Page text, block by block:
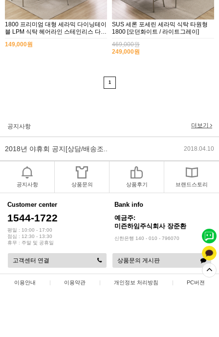
1800 프리미엄 대형 세라믹 다이닝테이
블 LPM 식탁 헤어라인 스테인리스 다리
149,000원
SUS 세론 포세린 세라믹 식탁 타원형
1800 [모던화이트 / 라이트그레이]
469,000원
249,000원
1
공지사항 더보기
2018년 야휴회 공지[상담/배송조.. 2018.04.10
2018년 모바일샵 리뉴얼 업데이.. 2018.04.10
2017년 미즌하임 리뉴얼
공지사항 상품문의 상품후기 브랜드스토리
Customer center
1544-1722
평일 : 10:00 - 17:00
점심 : 12:30 - 13:30
휴무 : 주말 및 공휴일
Bank info
예금주:
미즌하임주식회사 장준환
신한은행 140 - 010 - 796070
고객센터 연결 상품문의 게시판
이용안내 | 이용약관 | 개인정보 처리방침 | PC버젼